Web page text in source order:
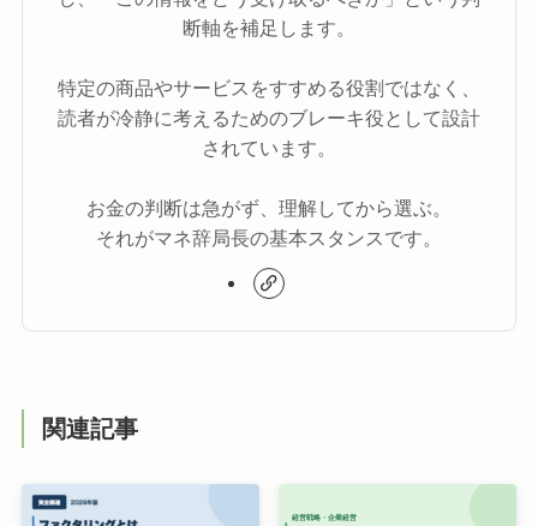
断軸を補足します。
特定の商品やサービスをすすめる役割ではなく、
読者が冷静に考えるためのブレーキ役として設計
されています。
お金の判断は急がず、理解してから選ぶ。
それがマネ辞局長の基本スタンスです。
関連記事